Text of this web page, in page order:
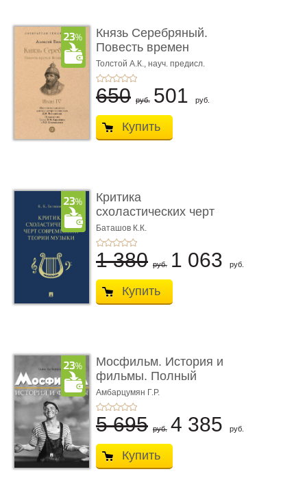
Князь Серебряный.
Повесть времен
Иоанна Грозн� ...
Толстой А.К., науч. предисл.
Володихина Д.М.
650 руб. 501 руб.
Купить
Критика
схоластических черт
современной теор� ...
Баташов К.К.
1 380 руб. 1 063 руб.
Купить
Мосфильм. История и
фильмы. Полный
иллюстриров ...
Амбарцумян Г.Р.
5 695 руб. 4 385 руб.
Купить